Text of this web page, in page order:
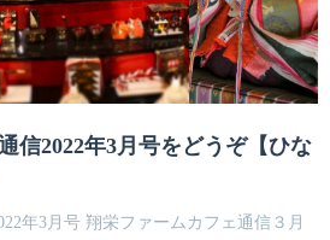
信2022年3月号をどうぞ【ひな
年3月号 翔栄ファームカフェ通信３月